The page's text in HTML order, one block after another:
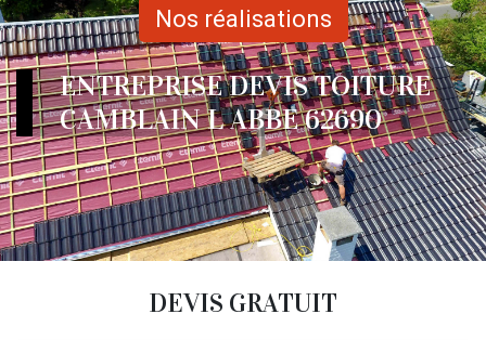
Nos réalisations
ENTREPRISE DEVIS TOITURE
CAMBLAIN L ABBE 62690
DEVIS GRATUIT